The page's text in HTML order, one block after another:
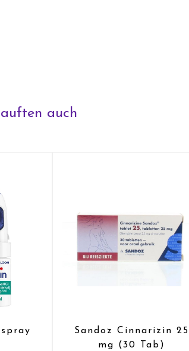
auch
Sandoz Cinnarizin 25
mg (30 Tab)